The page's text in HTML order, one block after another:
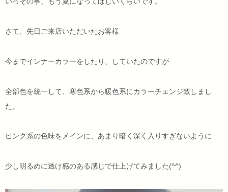
さて、先日ご来店いただいたお客様
今までインナーカラーをしたり、していたのですが
全部色を統一して、寒色系から暖色系にカラーチェンジ致しまし
た。
ピンク系の色味をメインに、あまり暗く深く入りすぎないように
少し明るめに透け感のある感じで仕上げてみました(^^)